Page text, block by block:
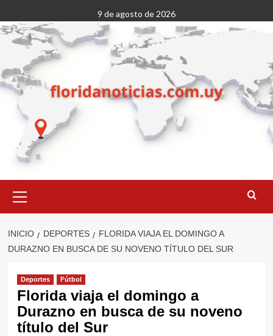
al
contenido
9 de agosto de 2026
primario
INICIO DEPORTES
FLORIDA VIAJA EL DOMINGO A
DURAZNO EN BUSCA DE SU NOVENO TÍTULO DEL SUR
Deportes Fútbol
Florida viaja el domingo a
Durazno en busca de su noveno
título del Sur